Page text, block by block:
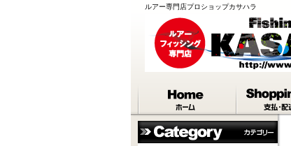
ルアー専門店プロショップカサハラ